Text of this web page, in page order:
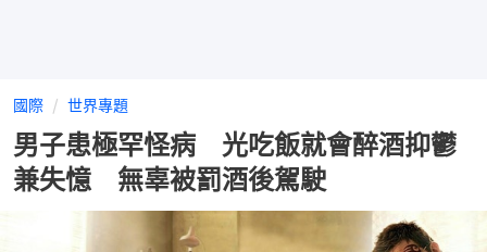
國際 世界專題
男子患極罕怪病 光吃飯就會醉酒抑鬱
兼失憶 無辜被罰酒後駕駛